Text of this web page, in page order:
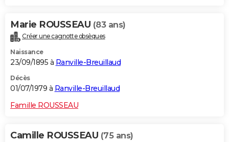
Marie ROUSSEAU (83 ans)
Créer une cagnotte obsèques
Naissance
23/09/1895 à Ranville-Breuillaud
Décès
01/07/1979 à Ranville-Breuillaud
Famille ROUSSEAU
Camille ROUSSEAU (75 ans)